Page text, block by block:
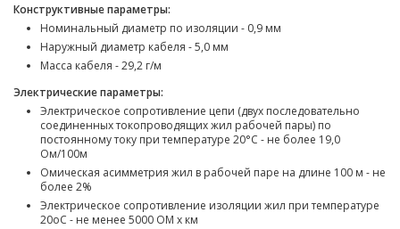
Конструктивные параметры:
Номинальный диаметр по изоляции - 0,9 мм
Наружный диаметр кабеля - 5,0 мм
Масса кабеля - 29,2 г/м
Электрические параметры:
Электрическое сопротивление цепи (двух последовательно
соединенных токопроводящих жил рабочей пары) по
постоянному току при температуре 20°С - не более 19,0
Ом/100м
Омическая асимметрия жил в рабочей паре на длине 100 м - не
более 2%
Электрическое сопротивление изоляции жил при температуре
20оС - не менее 5000 ОМ х км